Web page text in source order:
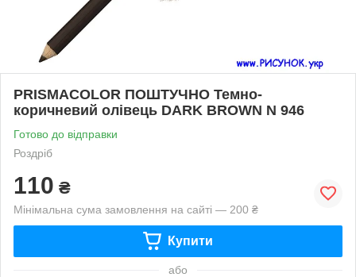
PRISMACOLOR ПОШТУЧНО Темно-
коричневий олівець DARK BROWN N 946
Готово до відправки
Роздріб
110 ₴
Мінімальна сума замовлення на сайті — 200 ₴
Купити
або